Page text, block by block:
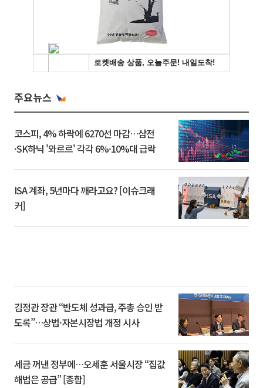
주요뉴스
코스피, 4% 하락에 6270선 마감…삼전
·SK하닉 '와르르' 각각 6%·10%대 급락
ISA 계좌, 5년마다 깨라고요? [이슈크래
커]
김정관 장관 “반도체 성과급, 주총 승인 받
도록”…상법·자본시장법 개정 시사
세금 꺼낸 정부에…오세훈 서울시장 “집값
해법은 공급” [종합]